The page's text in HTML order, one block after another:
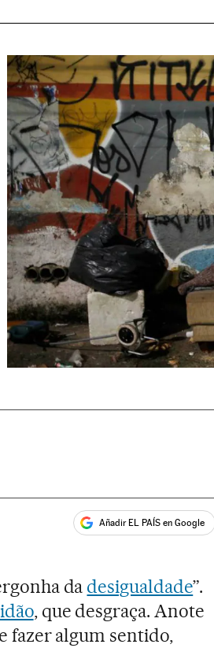
Añadir EL PAÍS en Google
da desigualdade”.
, que desgraça. Anote
fazer algum sentido,